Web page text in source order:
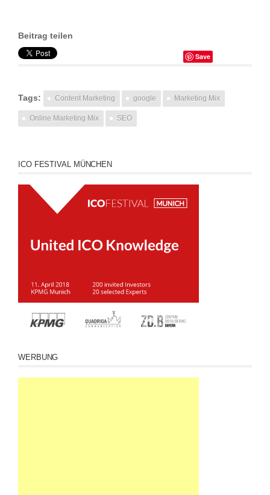
Beitrag teilen
Save
Tags: Content Marketing google Marketing Mix
Online Marketing Mix SEO
ICO FESTIVAL MÜNCHEN
WERBUNG